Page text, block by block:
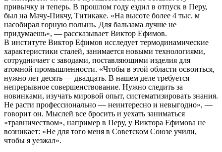
привычку и теперь. В прошлом году ездил в отпуск в Перу,
был на Мачу-Пикчу, Титикаке. «На высоте более 4 тыс. м
насобирал горную полынь. Для бальзама лучше не
придумаешь», — рассказывает Виктор Ефимов.
В институте Виктор Ефимов исследует термодинамические
характеристики сталей, занимается новыми технологиями,
сотрудничает с заводами, поставляющими изделия для
атомной промышленности. «Чтобы в этой области освоиться,
нужно лет десять — двадцать. В нашем деле требуется
непрерывное совершенствование. Нужно следить за
новинками, изучать мировой опыт, систематизировать знания.
Не расти профессионально — неинтересно и невыгодно», —
говорит он. Мыслей все бросить и уехать заниматься
«травничеством», например в Перу, у Виктора Ефимова не
возникает: «Не для того меня в Советском Союзе учили,
чтобы я уезжал».